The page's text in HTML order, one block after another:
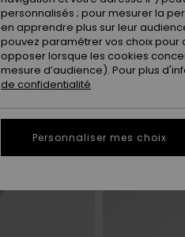
personnalisés ; pour mesurer la
en apprendre plus sur leur
pouvez paramétrer vos choix pour
opposer lorsque les cookies
mesure d’audience). Pour plus
de confidentialité
Personnaliser mes choix